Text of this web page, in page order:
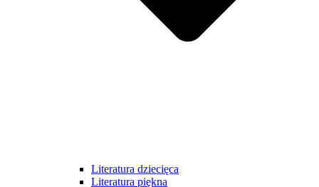
Literatura dziecięca
Literatura piękna